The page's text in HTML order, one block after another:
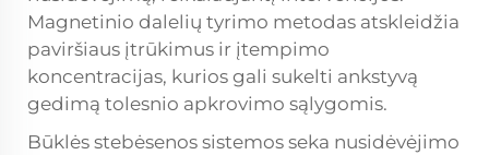
Magnetinio dalelių tyrimo metodas atskleidžia
paviršiaus įtrūkimus ir įtempimo
koncentracijas, kurios gali sukelti ankstyvą
gedimą tolesnio apkrovimo sąlygomis.
Būklės stebėsenos sistemos seka nusidėvėjimo